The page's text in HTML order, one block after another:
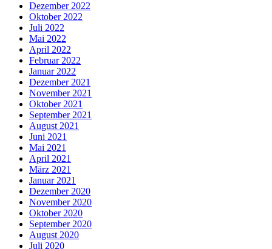
Dezember 2022
Oktober 2022
Juli 2022
Mai 2022
April 2022
Februar 2022
Januar 2022
Dezember 2021
November 2021
Oktober 2021
September 2021
August 2021
Juni 2021
Mai 2021
April 2021
März 2021
Januar 2021
Dezember 2020
November 2020
Oktober 2020
September 2020
August 2020
Juli 2020